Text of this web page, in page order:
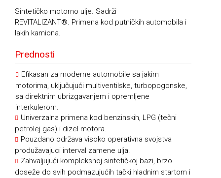
Sintetičko motorno ulje. Sadrži
REVITALIZANT®. Primena kod putničkih automobila i
lakih kamiona.
Prednosti
Efikasan za moderne automobile sa jakim
motorima, uključujući multiventilske, turbopogonske,
sa direktnim ubrizgavanjem i opremljene
interkulerom.
Univerzalna primena kod benzinskih, LPG (tečni
petrolej gas) i dizel motora.
Pouzdano održava visoko operativna svojstva
produžavajuci interval zamene ulja.
Zahvaljujući kompleksnoj sintetičkoj bazi, brzo
doseže do svih podmazujućih tački hladnim startom i